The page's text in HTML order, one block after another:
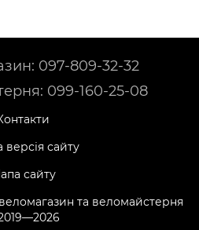
097-809-32-32
099-160-25-08
версія сайту
сайту
та веломайстерня